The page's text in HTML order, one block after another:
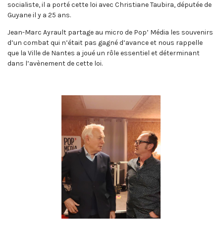
socialiste, il a porté cette loi avec Christiane Taubira, députée de
Guyane il y a 25 ans.
Jean-Marc Ayrault partage au micro de Pop’ Média les souvenirs
d’un combat qui n’était pas gagné d’avance et nous rappelle
que la Ville de Nantes a joué un rôle essentiel et déterminant
dans l’avènement de cette loi.